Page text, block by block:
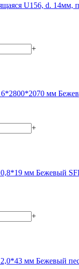
U156, d. 14мм,
+
мм
+
мм Бежевый
+
мм Бежевый